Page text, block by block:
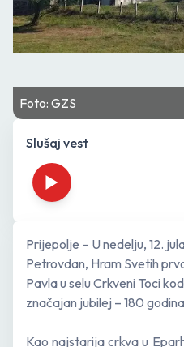
Foto: GZS
Slušaj vest
​Prijepolje – U nedelju, 12.
Petrovdan, Hram Svetih
Pavla u selu Crkveni Toci
značajan jubilej – 180
Kao najstarija crkva u